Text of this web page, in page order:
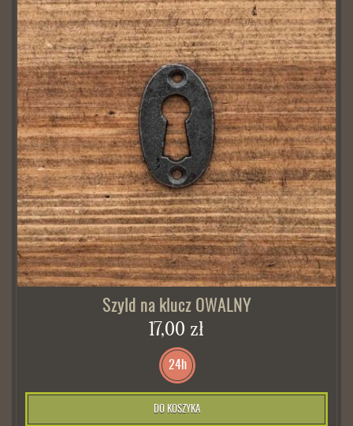
Szyld na klucz OWALNY
17,00 zł
24h
DO KOSZYKA